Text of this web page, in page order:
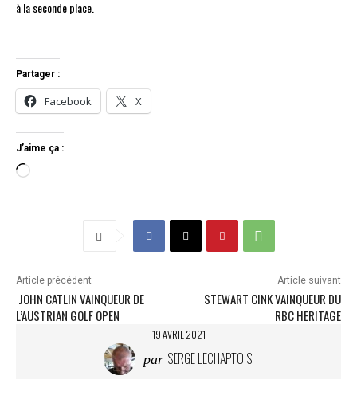
à la seconde place.
Partager :
Facebook X
J’aime ça :
C
m
e
n
Article précédent
​ JOHN CATLIN VAINQUEUR DE
L’AUSTRIAN GOLF OPEN
Article suivant
STEWART CINK VAINQUEUR DU
RBC HERITAGE
19 AVRIL 2021
par SERGE LECHAPTOIS